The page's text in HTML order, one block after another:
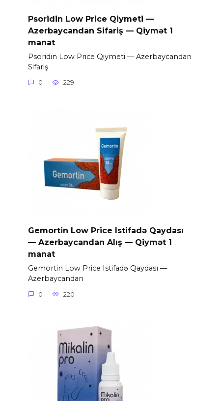
Psoridin Low Price Qiymeti —
Azerbaycandan Sifariş — Qiymət 1
manat
Psoridin Low Price Qiymeti — Azerbaycandan
Sifariş
0 229
Gemortin Low Price Istifadə Qaydası
— Azerbaycandan Alış — Qiymət 1
manat
Gemortin Low Price Istifadə Qaydası —
Azerbaycandan
0 220